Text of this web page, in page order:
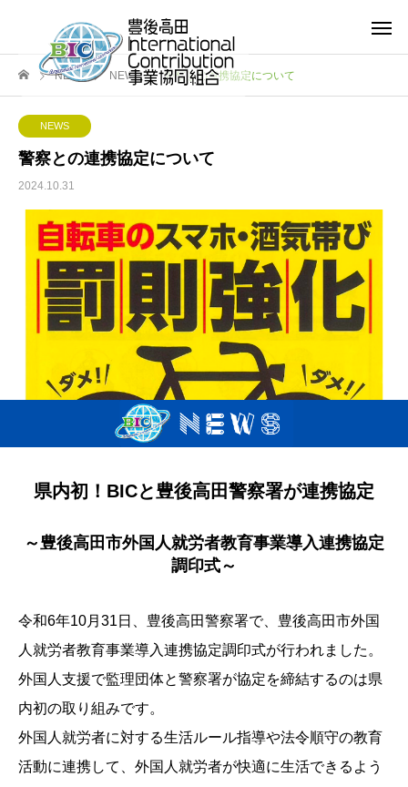
NEWS NEWS 警察との連携協定について
NEWS
警察との連携協定について
2024.10.31
県内初！BICと豊後高田警察署が連携協定
～豊後高田市外国人就労者教育事業導入連携協定
調印式～
令和6年10月31日、豊後高田警察署で、豊後高田市外国
人就労者教育事業導入連携協定調印式が行われました。
外国人支援で監理団体と警察署が協定を締結するのは県
内初の取り組みです。
外国人就労者に対する生活ルール指導や法令順守の教育
活動に連携して、外国人就労者が快適に生活できるよう